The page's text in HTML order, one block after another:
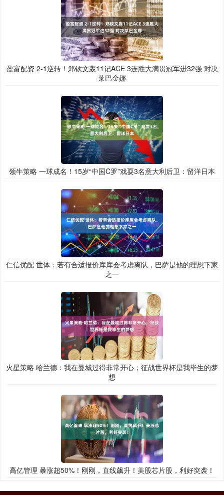
盈富配资 2-1逆转！郑钦文轰11记ACE 3连胜大满贯冠军进32强 对决
莱巴金娜
领牛策略 一球成名！15岁“中国C罗”戏耍3名意大利后卫：留洋日本
仁信优配 世体：若有合适报价库库会考虑离队，巴萨是他的理想下家
之一
火星策略 哈兰德：我在曼城过得非常开心；征战世界杯是我毕生的梦
想
高亿管理 暴涨超50%！刚刚，直线飙升！美股芯片股，利好突袭！